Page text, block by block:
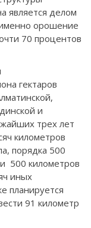
является делом
орошение
70 процентов
гектаров
и
трех лет
километров
порядка 500
500 километров
иных
планируется
91 километр